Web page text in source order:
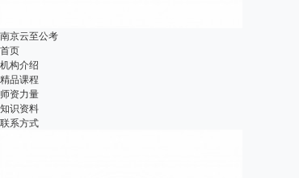
南京云至公考
首页
机构介绍
精品课程
师资力量
知识资料
联系方式